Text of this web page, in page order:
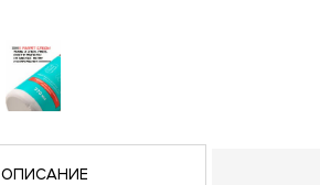
ОПИСАНИЕ